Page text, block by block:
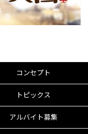
コンセプト
トピックス
アルバイト募集